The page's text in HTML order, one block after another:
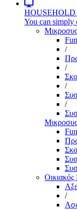
You can simply
/
/
/
/
Οικιακός
/